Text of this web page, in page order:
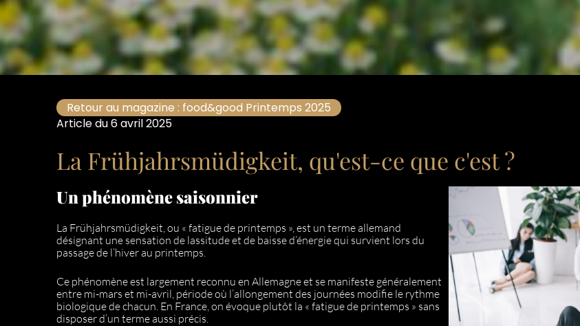
Retour au magazine : food&good Printemps 2025
Article du 6 avril 2025
La Frühjahrsmüdigkeit, qu'est-ce que c'est ?
Un phénomène saisonnier
La Frühjahrsmüdigkeit, ou « fatigue de printemps », est un terme allemand
désignant une sensation de lassitude et de baisse d’énergie qui survient lors du
passage de l’hiver au printemps.
Ce phénomène est largement reconnu en Allemagne et se manifeste généralement
entre mi-mars et mi-avril, période où l’allongement des journées modifie le rythme
biologique de chacun. En France, on évoque plutôt la « fatigue de printemps » sans
disposer d’un terme aussi précis.